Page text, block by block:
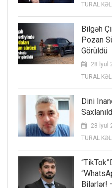
TURAL
Bilgəh
Pozan
Görüldü
28 İyul
TURAL
Dini
28 İyul
TURAL
Bilərlər!